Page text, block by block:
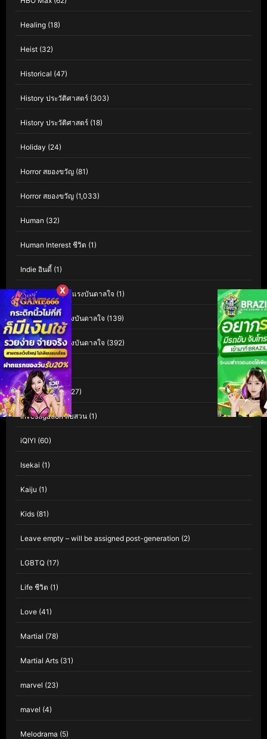
Healing (18)
Heist (32)
Historical (47)
History ประวัติศาสตร์ (303)
History ประวัติศาสตร์ (18)
Holiday (24)
Horror สยองขวัญ (81)
Horror สยองขวัญ (1,033)
Human (32)
Human Interest ชีวิต (1)
Indie อินดี้ (1)
Inspiration สร้างแรงบันดาลใจ (1)
Inspirational แรงบันดาลใจ (139)
Inspirational แรงบันดาลใจ (392)
Interest(3)
Investigation(127)
Investigation สืบสวน (1)
iQIYI (60)
Isekai (1)
Kaiju (1)
Kids (81)
Leave empty – will be assigned post-generation (2)
LGBTQ (17)
Life ชีวิต (1)
Love (41)
Martial (78)
Martial Arts (31)
marvel (23)
mavel (4)
Melodrama (5)
X